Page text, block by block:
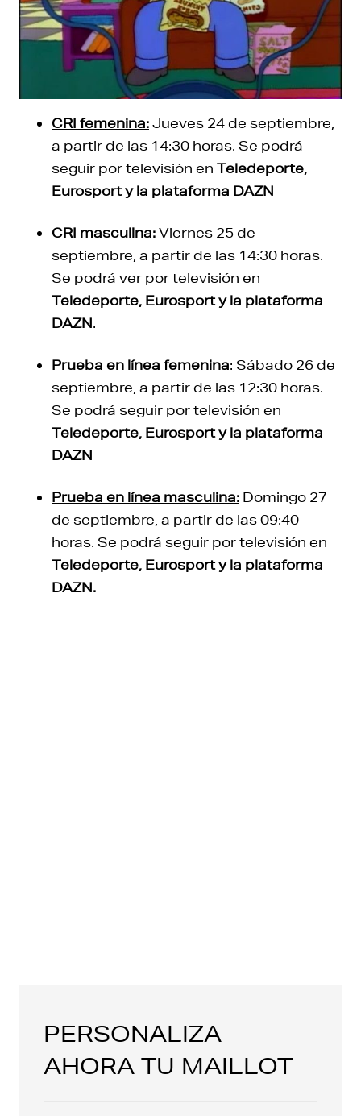
CRI femenina:Jueves 24 de septiembre,
a partir de las 14:30 horas. Se podrá
seguir por televisión en Teledeporte,
Eurosport y la plataforma DAZN
CRI masculina:Viernes 25 de
septiembre, a partir de las 14:30 horas.
Se podrá ver por televisión en
Teledeporte, Eurosport y la plataforma
DAZN.
Prueba en línea femenina: Sábado 26 de
septiembre, a partir de las 12:30 horas.
Se podrá seguir por televisión en
Teledeporte, Eurosport y la plataforma
DAZN
Prueba en línea masculina: Domingo 27
de septiembre, a partir de las 09:40
horas. Se podrá seguir por televisión en
Teledeporte, Eurosport y la plataforma
DAZN.
PERSONALIZA
AHORA TU MAILLOT